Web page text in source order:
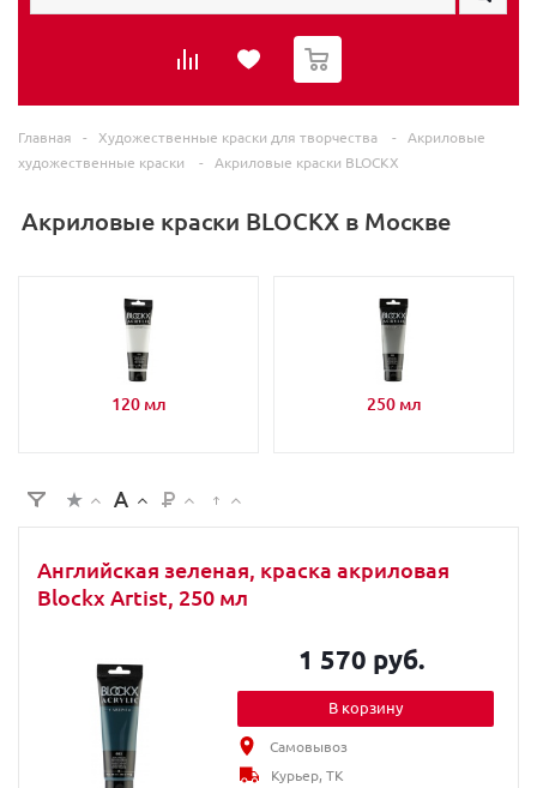
0
Главная - Художественные краски для творчества -
Акриловые
художественные краски
- Акриловые краски BLOCKX
Акриловые краски BLOCKX в Москве
120 мл 250 мл
Английская зеленая, краска акриловая
Blockx Artist, 250 мл
1 570 руб.
В корзину
Самовывоз
Курьер, ТК